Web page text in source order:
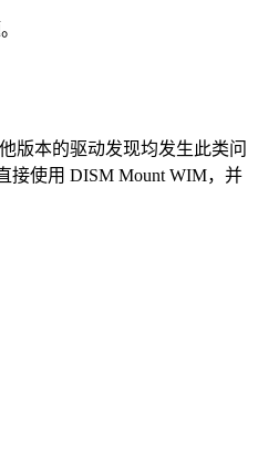
版本的驱动发现均发生此类问
接使用 DISM Mount WIM，并